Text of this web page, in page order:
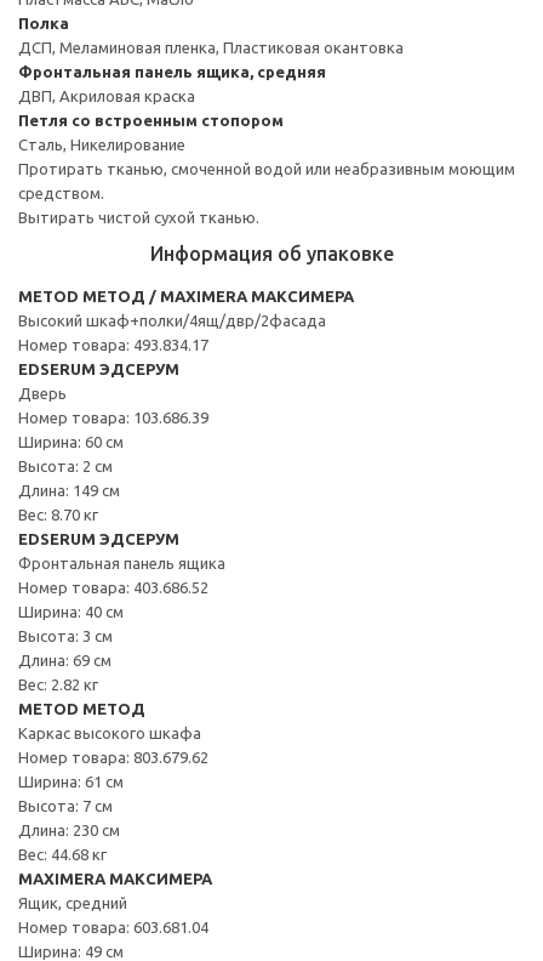
Полка
ДСП, Меламиновая пленка, Пластиковая окантовка
Фронтальная панель ящика, средняя
ДВП, Акриловая краска
Петля со встроенным стопором
Сталь, Никелирование
Протирать тканью, смоченной водой или неабразивным моющим
средством.
Вытирать чистой сухой тканью.
Информация об упаковке
METOD МЕТОД / MAXIMERA МАКСИМЕРА
Высокий шкаф+полки/4ящ/двр/2фасада
Номер товара: 493.834.17
EDSERUM ЭДСЕРУМ
Дверь
Номер товара: 103.686.39
Ширина: 60 см
Высота: 2 см
Длина: 149 см
Вес: 8.70 кг
EDSERUM ЭДСЕРУМ
Фронтальная панель ящика
Номер товара: 403.686.52
Ширина: 40 см
Высота: 3 см
Длина: 69 см
Вес: 2.82 кг
METOD МЕТОД
Каркас высокого шкафа
Номер товара: 803.679.62
Ширина: 61 см
Высота: 7 см
Длина: 230 см
Вес: 44.68 кг
MAXIMERA МАКСИМЕРА
Ящик, средний
Номер товара: 603.681.04
Ширина: 49 см